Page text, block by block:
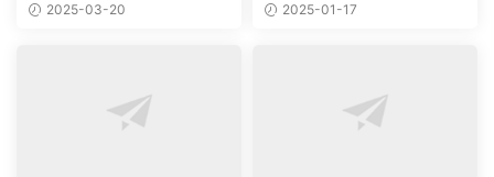
2025-03-20 2025-01-17